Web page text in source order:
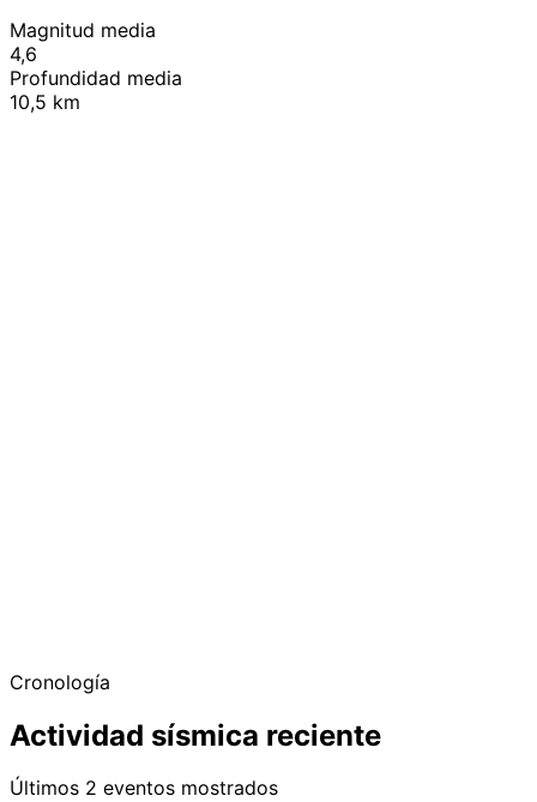
Magnitud media
4,6
Profundidad media
10,5 km
Cronología
Actividad sísmica reciente
Últimos 2 eventos mostrados